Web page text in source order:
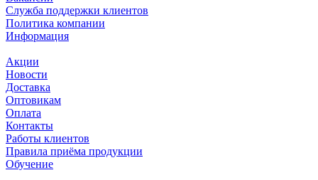
Служба поддержки клиентов
Политика компании
Информация
Акции
Новости
Доставка
Оптовикам
Оплата
Контакты
Работы клиентов
Правила приёма продукции
Обучение